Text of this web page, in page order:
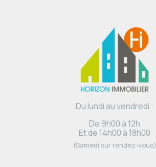
Du lundi au vendredi :
De 9h00 à 12h
Et de 14h00 à 18h00
(Samedi sur rendez-vous)